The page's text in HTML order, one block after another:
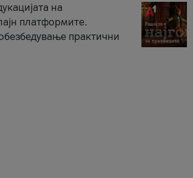
на
платформите.
практични